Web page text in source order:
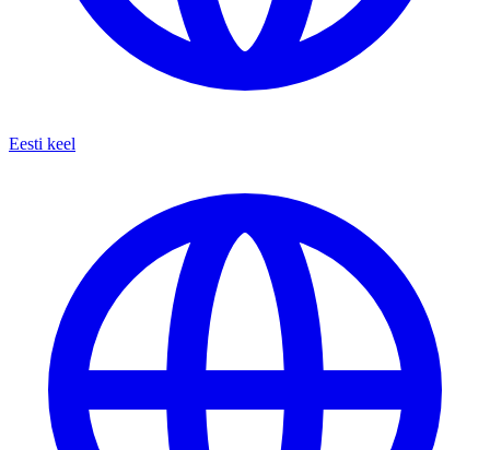
Eesti keel